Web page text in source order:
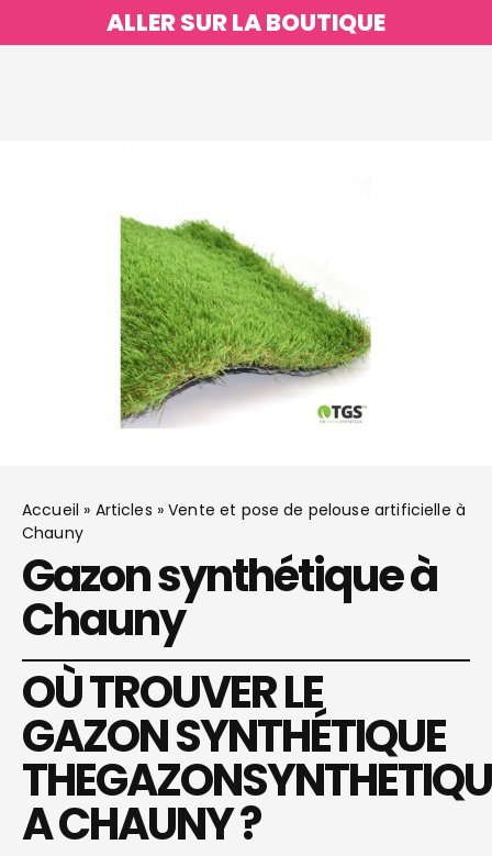
ALLER SUR LA BOUTIQUE
Accueil » Articles »Vente et pose de pelouse artificielle à
Chauny
Gazon synthétique à
Chauny
OÙ TROUVER LE
GAZON SYNTHÉTIQUE
A CHAUNY ?